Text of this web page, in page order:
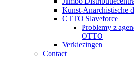
Kunst-Anarchistische
OTTO Slaveforce
Problemy z
OTTO
Verkiezingen
Contact